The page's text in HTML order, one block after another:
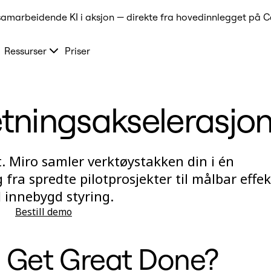
KI i aksjon — direkte fra hovedinnlegget på
Ressurser Priser
Miro samler verktøystakken din i én
spredte pilotprosjekter til målbar
innebygd styring.
Bestill demo
Great Done?